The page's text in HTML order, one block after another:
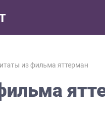
из фильма яттерман